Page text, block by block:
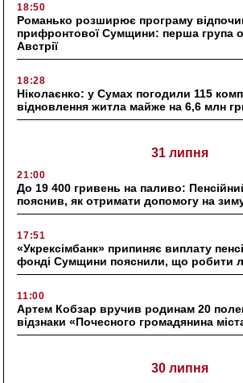
18:50
Романько розширює програму
прифронтової Сумщини: перша група
Австрії
18:28
Ніколаєнко: у Сумах погодили 115
відновлення житла майже на 6,6 млн
31 липня
21:00
До 19 400 гривень на паливо:
пояснив, як отримати допомогу на
17:51
«Укрексімбанк» припиняє виплату
фонді Сумщини пояснили, що робити
11:00
Артем Кобзар вручив родинам 20
відзнаки «Почесного громадянина
30 липня